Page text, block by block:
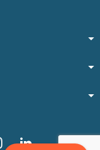
InstagramLinkedIn